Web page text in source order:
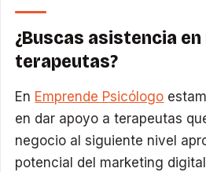
¿Buscas asistencia
terapeutas?
En Emprende Psicólogo
en dar apoyo a terapeutas
negocio al siguiente nivel
potencial del marketing